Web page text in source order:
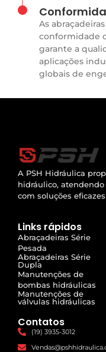
As
conformidade
garante a
aplicações
globais de
A PSH Hidráulica
hidráulico,
com soluções
Links rápidos
Abraçadeiras Série
Pesada
Abraçadeiras Série
Dupla
Manutenções de
bombas hidráulicas
Manutenções de
válvulas hidráulicas
Contatos
(19) 3935-3012